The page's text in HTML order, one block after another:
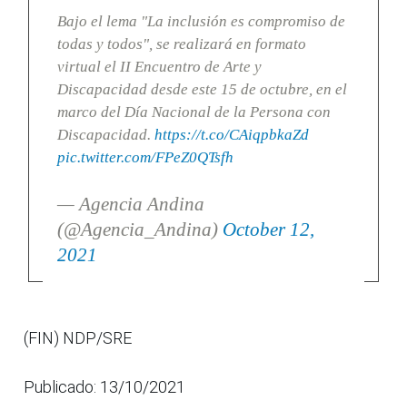
Bajo el lema "La inclusión es compromiso de
todas y todos", se realizará en formato
virtual el II Encuentro de Arte y
Discapacidad desde este 15 de octubre, en el
marco del Día Nacional de la Persona con
Discapacidad. https://t.co/CAiqpbkaZd
pic.twitter.com/FPeZ0QTsfh
— Agencia Andina
(@Agencia_Andina) October 12,
2021
(FIN) NDP/SRE
Publicado: 13/10/2021